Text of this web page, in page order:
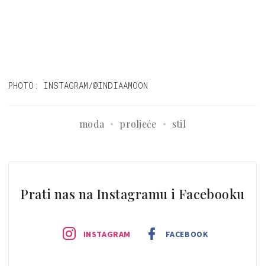
PHOTO: INSTAGRAM/@INDIAAMOON
moda proljeće stil
Prati nas na Instagramu i Facebooku
INSTAGRAM FACEBOOK